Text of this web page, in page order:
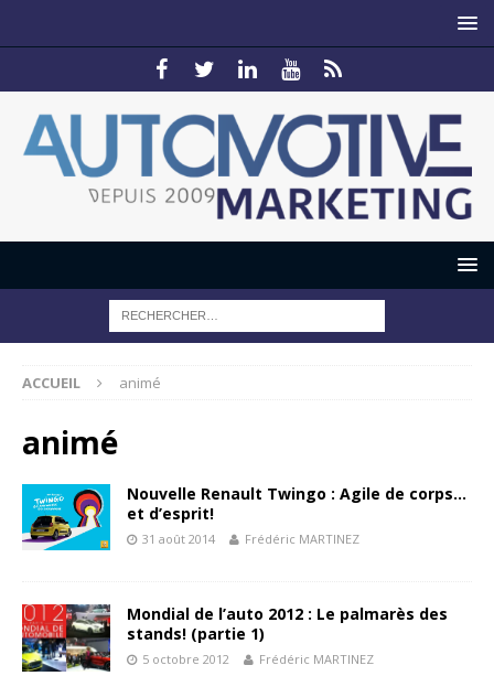
ACCUEIL animé
animé
Nouvelle Renault Twingo : Agile de corps…
et d’esprit!
31 août 2014 Frédéric MARTINEZ
Mondial de l’auto 2012 : Le palmarès des
stands! (partie 1)
5 octobre 2012 Frédéric MARTINEZ